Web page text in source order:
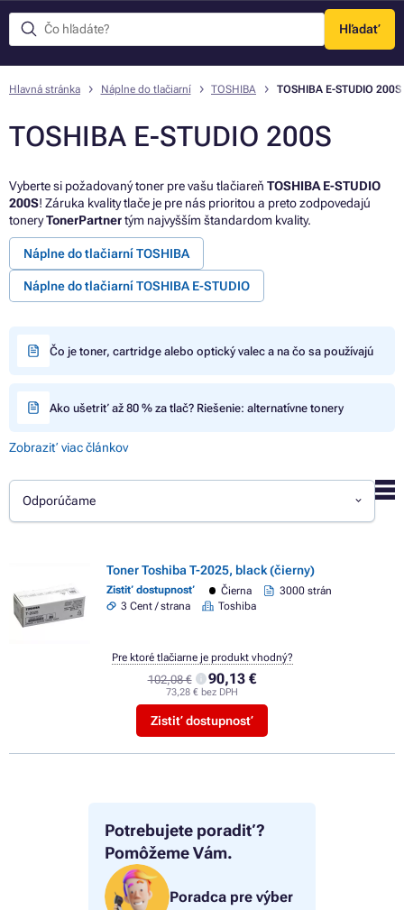
Hľadať
Menu
Potrebujete poradiť?
Pomôžeme Vám.
Poradca pre výber
Hlavná stránka Náplne do tlačiarní TOSHIBA TOSHIBA E-STUDIO 200S
TOSHIBA E-STUDIO 200S
Vyberte si požadovaný toner pre vašu tlačiareň TOSHIBA E-STUDIO
200S! Záruka kvality tlače je pre nás prioritou a preto zodpovedajú
toneryTonerPartnertým najvyšším štandardom kvality.
Náplne do tlačiarní TOSHIBA
Náplne do tlačiarní TOSHIBA E-STUDIO
Čo je toner, cartridge alebo optický valec a na čo sa používajú
Ako ušetriť až 80 % za tlač? Riešenie: alternatívne tonery
Zobraziť viac článkov
Odporúčame
Toner Toshiba T-2025, black (čierny)
Zistiť dostupnosť Čierna
3000 strán
3 Cent / strana
Toshiba
102,08 € 90,13 €
73,28 € bez DPH
Zistiť dostupnosť
Pre ktoré tlačiarne je produkt vhodný?